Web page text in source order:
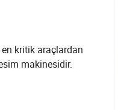
kritik araçlardan
makinesidir.